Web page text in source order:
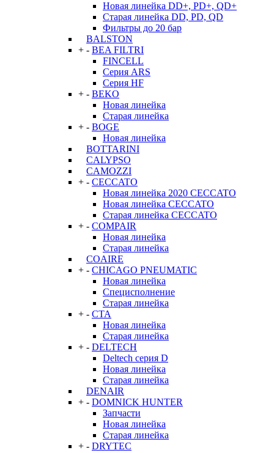
Новая линейка DD+, PD+, QD+
Старая линейка DD, PD, QD
Фильтры до 20 бар
BALSTON
+ - BEA FILTRI
FINCELL
Серия ARS
Серия HF
+ - BEKO
Новая линейка
Старая линейка
+ - BOGE
Новая линейка
BOTTARINI
CALYPSO
CAMOZZI
+ - CECCATO
Новая линейка 2020 CECCATO
Новая линейка CECCATO
Старая линейка CECCATO
+ - COMPAIR
Новая линейка
Старая линейка
COAIRE
+ - CHICAGO PNEUMATIC
Новая линейка
Специсполнение
Старая линейка
+ - CTA
Новая линейка
Старая линейка
+ - DELTECH
Deltech серия D
Новая линейка
Старая линейка
DENAIR
+ - DOMNICK HUNTER
Запчасти
Новая линейка
Старая линейка
+ - DRYTEC